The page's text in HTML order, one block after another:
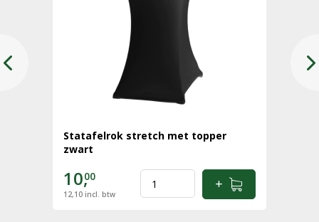
Statafelrok stretch met topper
zwart
10,00
12,10 incl. btw